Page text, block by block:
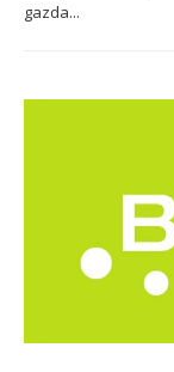
gazda...